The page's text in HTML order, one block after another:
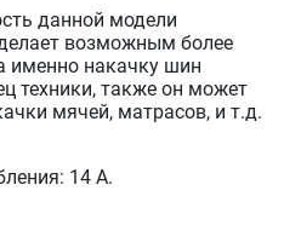
данной модели
возможным более
именно накачку шин
техники, также он может
мячей, матрасов, и т.д.
14 А.